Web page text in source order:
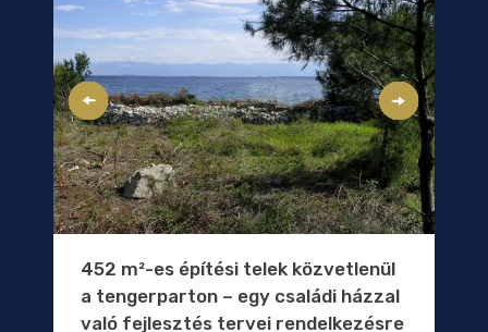
452 m²-es építési telek közvetlenül
a tengerparton – egy családi házzal
való fejlesztés tervei rendelkezésre